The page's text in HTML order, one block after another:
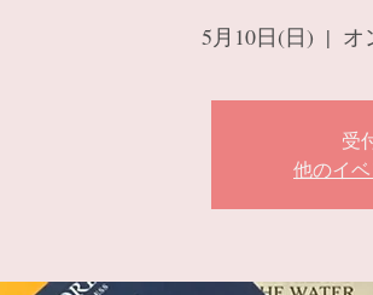
5月10日(日)
  |
オ
受
他のイ